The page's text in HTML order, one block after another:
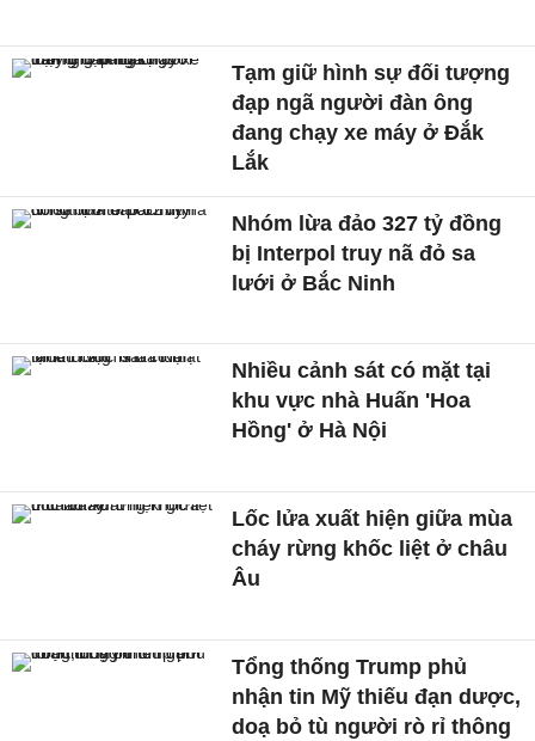
Tạm giữ hình sự đối tượng
đạp ngã người đàn ông
đang chạy xe máy ở Đắk
Lắk
Nhóm lừa đảo 327 tỷ đồng
bị Interpol truy nã đỏ sa
lưới ở Bắc Ninh
Nhiều cảnh sát có mặt tại
khu vực nhà Huấn 'Hoa
Hồng' ở Hà Nội
Lốc lửa xuất hiện giữa mùa
cháy rừng khốc liệt ở châu
Âu
Tổng thống Trump phủ
nhận tin Mỹ thiếu đạn dược,
doạ bỏ tù người rò rỉ thông